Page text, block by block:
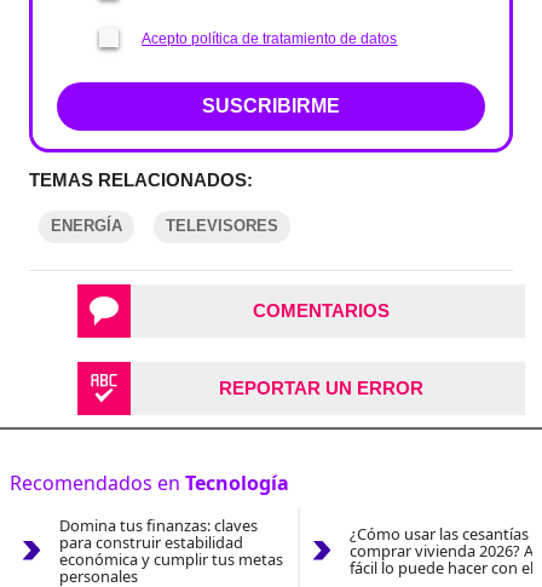
Acepto política de tratamiento de datos
SUSCRIBIRME
TEMAS RELACIONADOS:
ENERGÍA TELEVISORES
COMENTARIOS
REPORTAR UN ERROR
Recomendados en Tecnología
Domina tus finanzas: claves
para construir estabilidad
económica y cumplir tus metas
personales
¿Cómo usar las cesantías
comprar vivienda 2026?
fácil lo puede hacer con el